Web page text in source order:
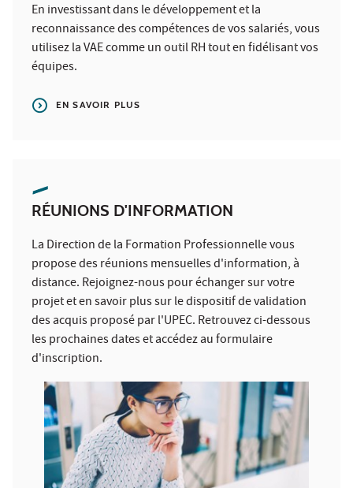
En investissant dans le développement et la
reconnaissance des compétences de vos salariés, vous
utilisez la VAE comme un outil RH tout en fidélisant vos
équipes.
EN SAVOIR PLUS
RÉUNIONS D'INFORMATION
La Direction de la Formation Professionnelle vous
propose des réunions mensuelles d'information, à
distance. Rejoignez-nous pour échanger sur votre
projet et en savoir plus sur le dispositif de validation
des acquis proposé par l'UPEC. Retrouvez ci-dessous
les prochaines dates et accédez au formulaire
d'inscription.